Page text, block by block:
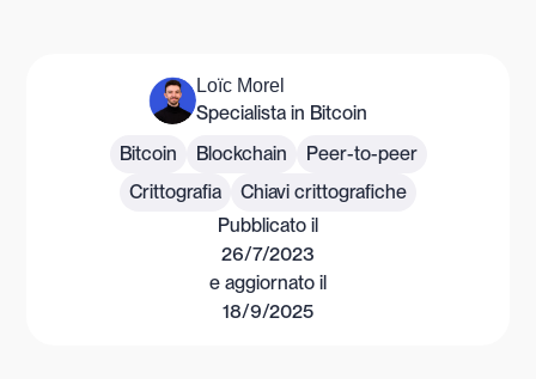
Loïc Morel
Specialista in Bitcoin
Bitcoin
Blockchain
Peer-to-peer
Crittografia
Chiavi crittografiche
Pubblicato il
26/7/2023
e aggiornato il
18/9/2025